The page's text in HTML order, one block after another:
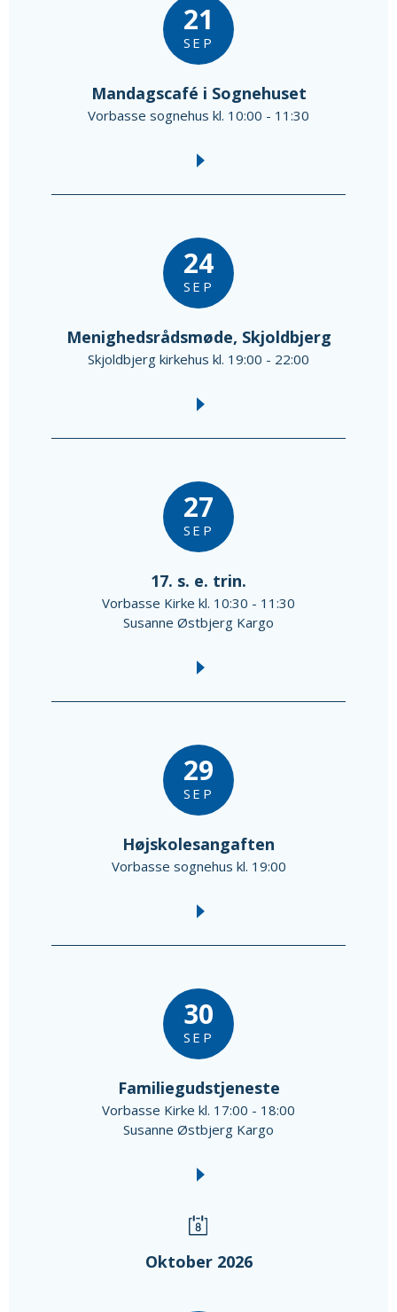
21
SEP
Mandagscafé i Sognehuset
Vorbasse sognehus kl. 10:00 - 11:30
24
SEP
Menighedsrådsmøde, Skjoldbjerg
Skjoldbjerg kirkehus kl. 19:00 - 22:00
27
SEP
17. s. e. trin.
Vorbasse Kirke kl. 10:30 - 11:30
Susanne Østbjerg Kargo
29
SEP
Højskolesangaften
Vorbasse sognehus kl. 19:00
30
SEP
Familiegudstjeneste
Vorbasse Kirke kl. 17:00 - 18:00
Susanne Østbjerg Kargo
Oktober 2026